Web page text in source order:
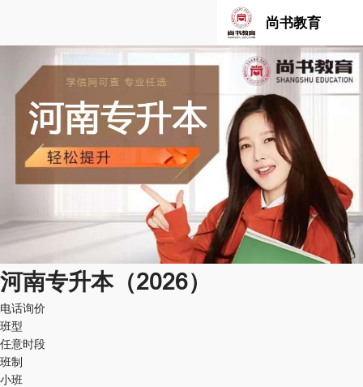
尚书教育
河南专升本（2026）
电话询价
班型
任意时段
班制
小班